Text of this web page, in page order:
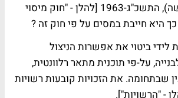
(שבח, מכירה ורכישה), התשכ"ג-1963 [להלן - "חוק מיסוי
היא חייבת במסים על פי חוק זה ?
לידי ביטוי את אפשרות הניצול
על-פי תוכנית מתאר רלוונטית,
שבתחומה. את הזכויות קובעות רשויות
- "הרשויות"].